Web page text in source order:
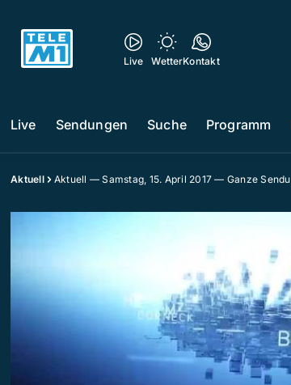
Live WetterKontakt
Live Sendungen Suche Programm
Aktuell Aktuell — Samstag, 15. April 2017 — Ganze